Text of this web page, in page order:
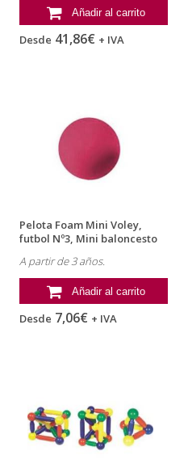
Añadir al carrito
Desde 41,86€ + IVA
Pelota Foam Mini Voley,
futbol Nº3, Mini baloncesto
A partir de 3 años.
Añadir al carrito
Desde 7,06€ + IVA